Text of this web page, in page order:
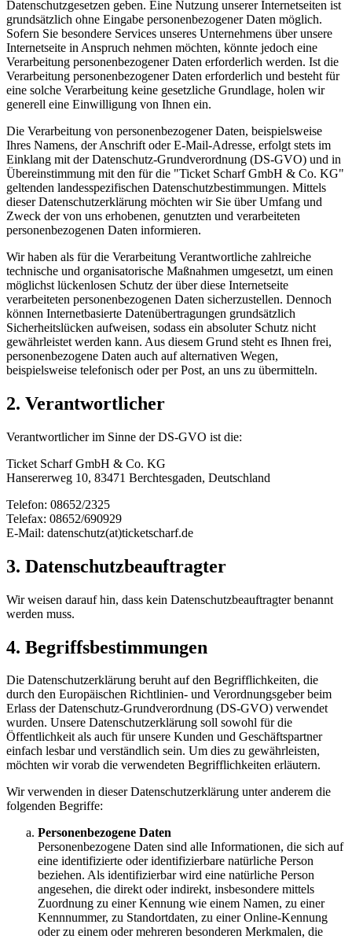
Datenschutzgesetzen geben. Eine Nutzung unserer Internetseiten ist
grundsätzlich ohne Eingabe personenbezogener Daten möglich.
Sofern Sie besondere Services unseres Unternehmens über unsere
Internetseite in Anspruch nehmen möchten, könnte jedoch eine
Verarbeitung personenbezogener Daten erforderlich werden. Ist die
Verarbeitung personenbezogener Daten erforderlich und besteht für
eine solche Verarbeitung keine gesetzliche Grundlage, holen wir
generell eine Einwilligung von Ihnen ein.
Die Verarbeitung von personenbezogener Daten, beispielsweise
Ihres Namens, der Anschrift oder E-Mail-Adresse, erfolgt stets im
Einklang mit der Datenschutz-Grundverordnung (DS-GVO) und in
Übereinstimmung mit den für die "Ticket Scharf GmbH & Co. KG"
geltenden landesspezifischen Datenschutzbestimmungen. Mittels
dieser Datenschutzerklärung möchten wir Sie über Umfang und
Zweck der von uns erhobenen, genutzten und verarbeiteten
personenbezogenen Daten informieren.
Wir haben als für die Verarbeitung Verantwortliche zahlreiche
technische und organisatorische Maßnahmen umgesetzt, um einen
möglichst lückenlosen Schutz der über diese Internetseite
verarbeiteten personenbezogenen Daten sicherzustellen. Dennoch
können Internetbasierte Datenübertragungen grundsätzlich
Sicherheitslücken aufweisen, sodass ein absoluter Schutz nicht
gewährleistet werden kann. Aus diesem Grund steht es Ihnen frei,
personenbezogene Daten auch auf alternativen Wegen,
beispielsweise telefonisch oder per Post, an uns zu übermitteln.
2. Verantwortlicher
Verantwortlicher im Sinne der DS-GVO ist die:
Ticket Scharf GmbH & Co. KG
Hansererweg 10, 83471 Berchtesgaden, Deutschland
Telefon: 08652/2325
Telefax: 08652/690929
E-Mail: datenschutz(at)ticketscharf.de
3. Datenschutzbeauftragter
Wir weisen darauf hin, dass kein Datenschutzbeauftragter benannt
werden muss.
4. Begriffsbestimmungen
Die Datenschutzerklärung beruht auf den Begrifflichkeiten, die
durch den Europäischen Richtlinien- und Verordnungsgeber beim
Erlass der Datenschutz-Grundverordnung (DS-GVO) verwendet
wurden. Unsere Datenschutzerklärung soll sowohl für die
Öffentlichkeit als auch für unsere Kunden und Geschäftspartner
einfach lesbar und verständlich sein. Um dies zu gewährleisten,
möchten wir vorab die verwendeten Begrifflichkeiten erläutern.
Wir verwenden in dieser Datenschutzerklärung unter anderem die
folgenden Begriffe:
Personenbezogene Daten
Personenbezogene Daten sind alle Informationen, die sich auf
eine identifizierte oder identifizierbare natürliche Person
beziehen. Als identifizierbar wird eine natürliche Person
angesehen, die direkt oder indirekt, insbesondere mittels
Zuordnung zu einer Kennung wie einem Namen, zu einer
Kennnummer, zu Standortdaten, zu einer Online-Kennung
oder zu einem oder mehreren besonderen Merkmalen, die